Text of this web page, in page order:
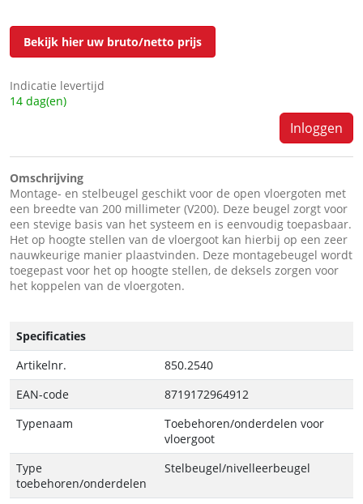
Bekijk hier uw bruto/netto prijs
Indicatie levertijd
14 dag(en)
Inloggen
Omschrijving
Montage- en stelbeugel geschikt voor de open vloergoten met
een breedte van 200 millimeter (V200). Deze beugel zorgt voor
een stevige basis van het systeem en is eenvoudig toepasbaar.
Het op hoogte stellen van de vloergoot kan hierbij op een zeer
nauwkeurige manier plaastvinden. Deze montagebeugel wordt
toegepast voor het op hoogte stellen, de deksels zorgen voor
het koppelen van de vloergoten.
Specificaties
Artikelnr.
850.2540
EAN-code
8719172964912
Typenaam
Toebehoren/onderdelen voor
vloergoot
Type
toebehoren/onderdelen
Stelbeugel/nivelleerbeugel